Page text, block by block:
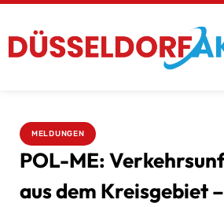
MELDUNGEN
POL-ME:
aus dem Kreisgebiet